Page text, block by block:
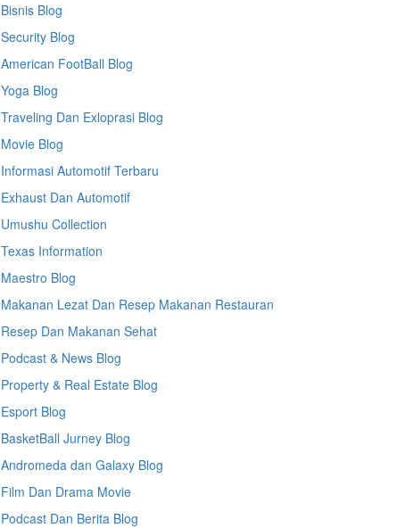
Bisnis Blog
Security Blog
American FootBall Blog
Yoga Blog
Traveling Dan Exloprasi Blog
Movie Blog
Informasi Automotif Terbaru
Exhaust Dan Automotif
Umushu Collection
Texas Information
Maestro Blog
Makanan Lezat Dan Resep Makanan Restauran
Resep Dan Makanan Sehat
Podcast & News Blog
Property & Real Estate Blog
Esport Blog
BasketBall Jurney Blog
Andromeda dan Galaxy Blog
Film Dan Drama Movie
Podcast Dan Berita Blog